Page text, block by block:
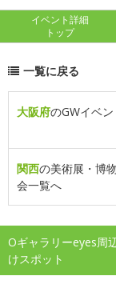
イベント詳細
トップ
一覧に戻る
大阪府のGWイベ
関西の美術展・博
会一覧へ
Oギャラリーeyes周
けスポット